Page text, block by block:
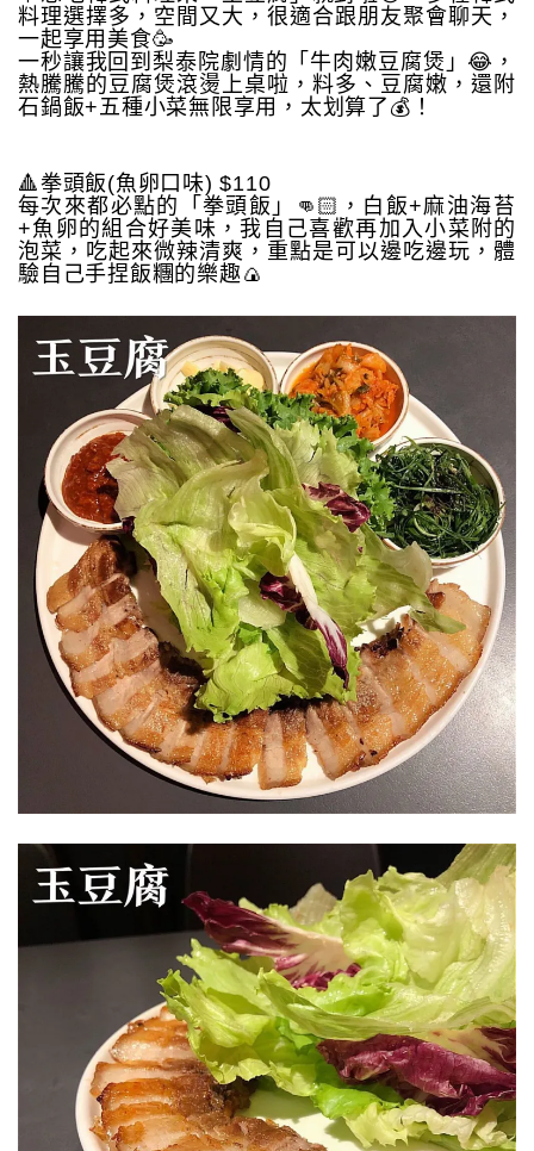
料理選擇多，空間又大，很適合跟朋友聚會聊天，
一起享用美食🥳
一秒讓我回到梨泰院劇情的「牛肉嫩豆腐煲」😂，
熱騰騰的豆腐煲滾燙上桌啦，料多、豆腐嫩，還附
石鍋飯+五種小菜無限享用，太划算了💰！
🔺拳頭飯(魚卵口味) $110
每次來都必點的「拳頭飯」👊🏻，白飯+麻油海苔
+魚卵的組合好美味，我自己喜歡再加入小菜附的
泡菜，吃起來微辣清爽，重點是可以邊吃邊玩，體
驗自己手捏飯糰的樂趣🍙